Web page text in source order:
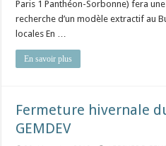
Paris 1 Panthéon-Sorbonne) fera
recherche d’un modèle extractif au
locales En …
En savoir plus
Fermeture hivernale
GEMDEV